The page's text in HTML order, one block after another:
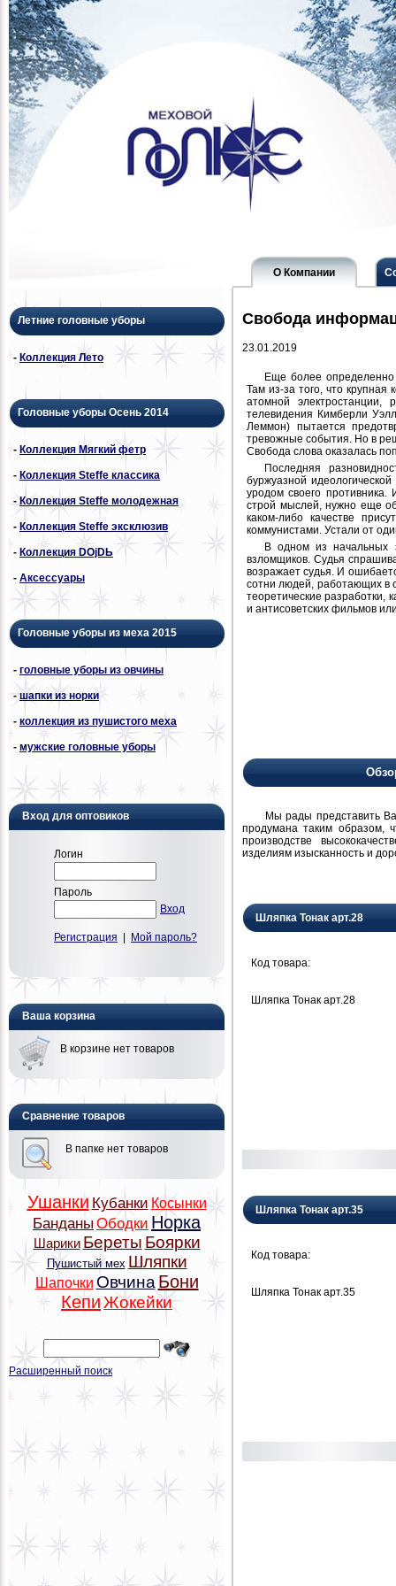
О Компании
Летние головные уборы
- Коллекция Лето
Головные уборы Осень 2014
- Коллекция Мягкий фетр
- Коллекция Steffe классика
-Коллекция Steffe молодежная
- Коллекция Steffe эксклюзив
- Коллекция DОjDЬ
- Аксессуары
Головные уборы из меха 2015
- головные уборы из овчины
-шапки из норки
- коллекция из пушистого меха
- мужские головные уборы
Вход для оптовиков
Логин
Пароль
Вход
Регистрация Мой пароль?
Ваша корзина
В корзине нет товаров
Сравнение товаров
В папке нет товаров
Ушанки Кубанки Косынки
Банданы Ободки Норка
Шарики Береты Боярки
Пушистый мех Шляпки
Шапочки Овчина Бони
Кепи Жокейки
Расширенный поиск
Свобода
23.01.2019
Еще более
Там из-за того, что крупная
атомной электростанции,
телевидения Кимберли
Леммон) пытается
тревожные события. Но в
Свобода слова оказалась
Последняя
буржуазной
уродом своего
строй мыслей, нужно еще
каком-либо качестве
коммунистами. Устали от
В одном из начальных
взломщиков. Судья
возражает судья. И
сотни людей, работающих в
теоретические разработки,
и антисоветских фильмов
Мы рады представить Вам
продумана таким образом,
производстве
изделиям изысканность и
Шляпка Тонак арт.28
Код товара:
Шляпка Тонак арт.28
Шляпка Тонак арт.35
Код товара:
Шляпка Тонак арт.35